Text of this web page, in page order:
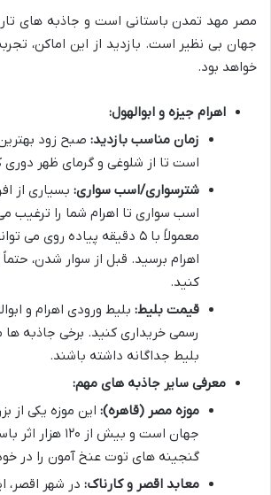
مصر مهد تمدن باستانی است و جاذبه های
جهان بی نظیر است. بازدید از این اماکن،
خواهد بود.
اهرام جیزه و ابوالهول:
زمان مناسب بازدید: صبح زود
است تا از شلوغی و گرمای ظهر دوری
شترسواری/اسب سواری: بسیاری از
اسب سواری تا اهرام شما را ترغیب
معمولاً با ۵ دقیقه پیاده روی
اهرام برسید. قبل از سوار شدن،
کنید.
قیمت بلیط: بلیط ورودی اهرام و
رسمی خریداری کنید. برخی جاذبه
بلیط جداگانه داشته باشند.
معرفی سایر جاذبه های مهم:
موزه مصر (قاهره): این موزه یکی از
جهان است و بیش از
گنجینه های توت عنخ آمون را در
معابد اقصر و کارناک: در شهر اقصر،